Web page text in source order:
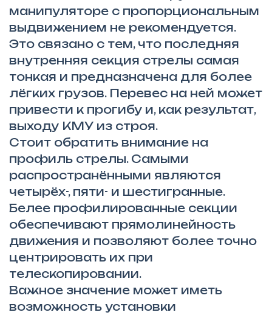
манипуляторе с пропорциональным
выдвижением не рекомендуется.
Это связано с тем, что последняя
внутренняя секция стрелы самая
тонкая и предназначена для более
лёгких грузов. Перевес на ней может
привести к прогибу и, как результат,
выходу КМУ из строя.
Стоит обратить внимание на
профиль стрелы. Самыми
распространёнными являются
четырёх-, пяти- и шестигранные.
Белее профилированные секции
обеспечивают прямолинейность
движения и позволяют более точно
центрировать их при
телескопировании.
Важное значение может иметь
возможность установки